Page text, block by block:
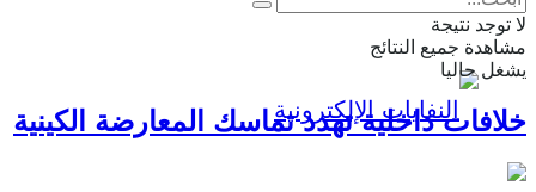
لا توجد نتيجة
مشاهدة جميع النتائج
يشغل حاليا
خلافات داخلية تهدد تماسك المعارضة الكينية